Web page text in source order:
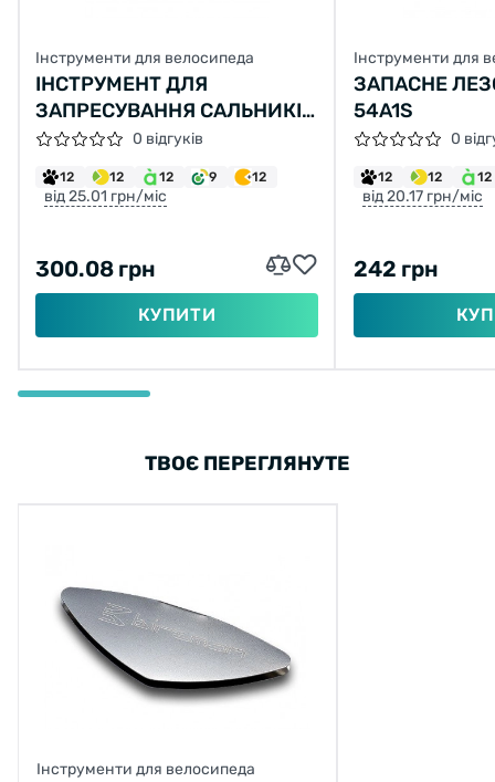
рассчитан Birzman Clam, составляет 2.3 мм.
Інструменти для велосипеда
ІНСТРУМЕНТ ДЛЯ
ЗАПРЕСУВАННЯ САЛЬНИКІВ
ВИЛКИ 32/34/35/36MM
RISK RL220
0 відгуків
12 12 12 9 12
від 25.01 грн/міс
300.08 грн
КУПИТИ
Інструменти для
ЗАПАСНЕ
54A1S
0
12 12 12
від 20.17 грн/міс
242 грн
ТВОЄ ПЕРЕГЛЯНУТЕ
Інструменти для велосипеда